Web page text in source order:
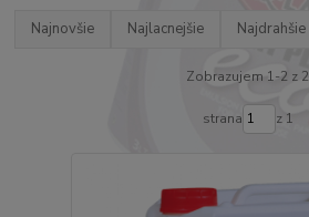
Najnovšie Najlacnejšie Najdrahšie
Zobrazujem 1-2 z 2
strana z 1